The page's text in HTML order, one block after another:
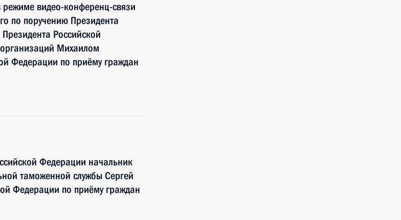
видео-конференц-связи
по поручению Президента
Российской
Михаилом
Федерации по приёму граждан
Федерации начальник
таможенной службы Сергей
Федерации по приёму граждан